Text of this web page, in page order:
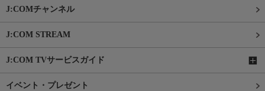
J:COMチャンネル
J:COM STREAM
J:COM TVサービスガイド
イベント・プレゼント